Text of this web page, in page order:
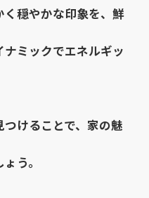
穏やかな印象を、鮮
ミックでエネルギッ
けることで、家の魅
う。